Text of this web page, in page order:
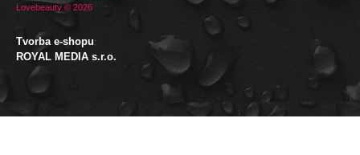
Lovebeauty © 2026
Tvorba e-shopu:
ROYAL MEDIA s.r.o.